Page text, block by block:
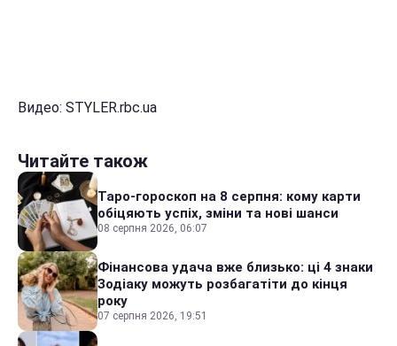
Видео: STYLER.rbc.ua
Читайте також
Таро-гороскоп на 8 серпня: кому карти
обіцяють успіх, зміни та нові шанси
08 серпня 2026, 06:07
Фінансова удача вже близько: ці 4 знаки
Зодіаку можуть розбагатіти до кінця
року
07 серпня 2026, 19:51